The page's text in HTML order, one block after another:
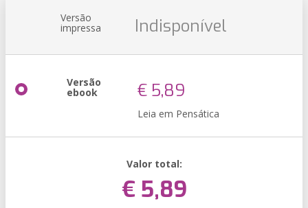
Versão
impressa Indisponível
Versão
ebook € 5,89
Leia em Pensática
Valor total:
€ 5,89